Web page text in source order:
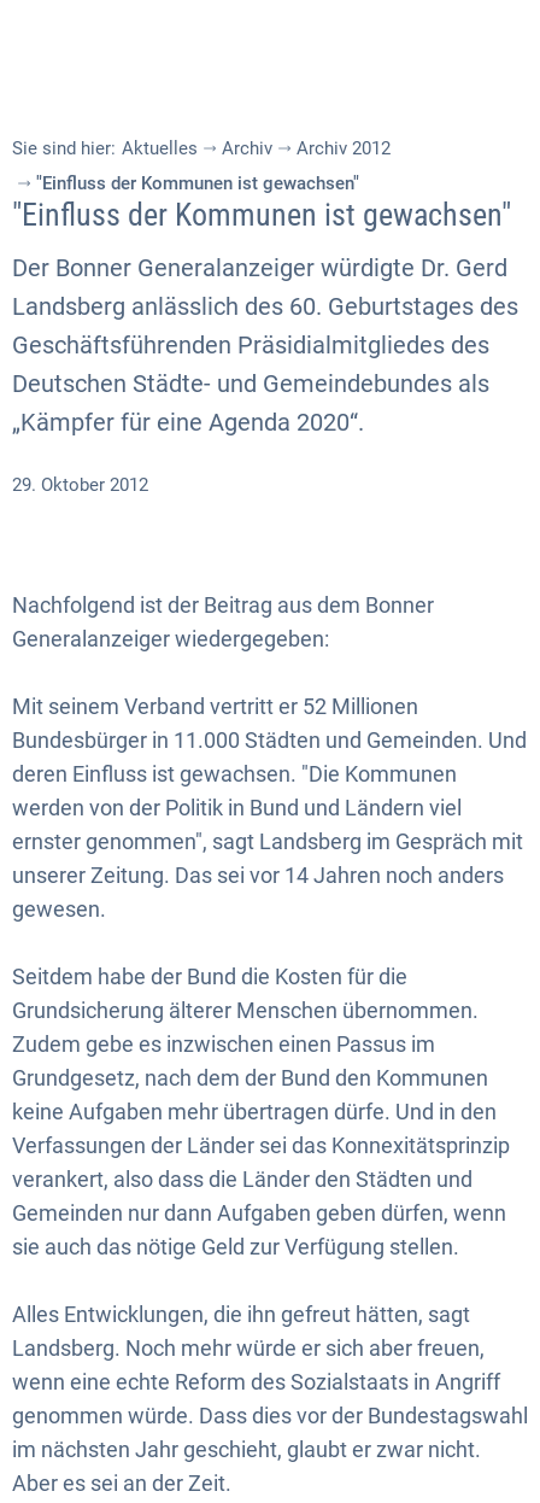
Sie sind hier: Aktuelles Archiv
Archiv 2012
"Einfluss der Kommunen ist gewachsen"
"Einfluss der Kommunen ist gewachsen"
Der Bonner Generalanzeiger würdigte Dr. Gerd
Landsberg anlässlich des 60. Geburtstages des
Geschäftsführenden Präsidialmitgliedes des
Deutschen Städte- und Gemeindebundes als
„Kämpfer für eine Agenda 2020“.
29. Oktober 2012
Nachfolgend ist der Beitrag aus dem Bonner
Generalanzeiger wiedergegeben:
Mit seinem Verband vertritt er 52 Millionen
Bundesbürger in 11.000 Städten und Gemeinden. Und
deren Einfluss ist gewachsen. "Die Kommunen
werden von der Politik in Bund und Ländern viel
ernster genommen", sagt Landsberg im Gespräch mit
unserer Zeitung. Das sei vor 14 Jahren noch anders
gewesen.
Seitdem habe der Bund die Kosten für die
Grundsicherung älterer Menschen übernommen.
Zudem gebe es inzwischen einen Passus im
Grundgesetz, nach dem der Bund den Kommunen
keine Aufgaben mehr übertragen dürfe. Und in den
Verfassungen der Länder sei das Konnexitätsprinzip
verankert, also dass die Länder den Städten und
Gemeinden nur dann Aufgaben geben dürfen, wenn
sie auch das nötige Geld zur Verfügung stellen.
Alles Entwicklungen, die ihn gefreut hätten, sagt
Landsberg. Noch mehr würde er sich aber freuen,
wenn eine echte Reform des Sozialstaats in Angriff
genommen würde. Dass dies vor der Bundestagswahl
im nächsten Jahr geschieht, glaubt er zwar nicht.
Aber es sei an der Zeit.